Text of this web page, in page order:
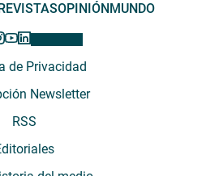
OPINIÓN MUNDO
de Privacidad
Newsletter
RSS